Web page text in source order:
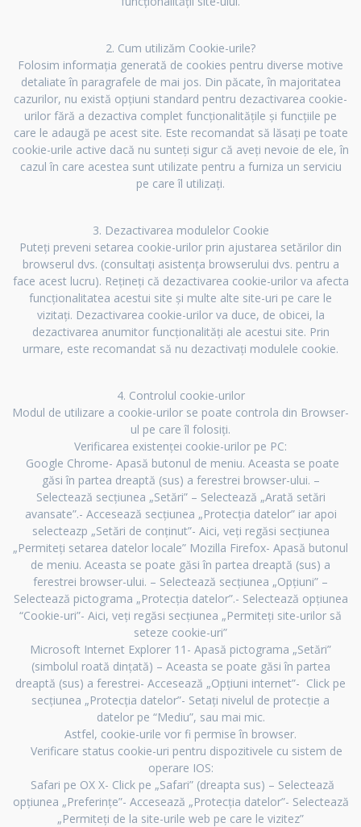
2. Cum utilizăm Cookie-urile?
Folosim informația generată de cookies pentru diverse motive
detaliate în paragrafele de mai jos. Din păcate, în majoritatea
cazurilor, nu există opțiuni standard pentru dezactivarea cookie-
urilor fără a dezactiva complet funcționalitățile și funcțiile pe
care le adaugă pe acest site. Este recomandat să lăsați pe toate
cookie-urile active dacă nu sunteți sigur că aveți nevoie de ele, în
cazul în care acestea sunt utilizate pentru a furniza un serviciu
pe care îl utilizați.
3. Dezactivarea modulelor Cookie
Puteți preveni setarea cookie-urilor prin ajustarea setărilor din
browserul dvs. (consultați asistența browserului dvs. pentru a
face acest lucru). Rețineți că dezactivarea cookie-urilor va afecta
funcționalitatea acestui site și multe alte site-uri pe care le
vizitați. Dezactivarea cookie-urilor va duce, de obicei, la
dezactivarea anumitor funcționalități ale acestui site. Prin
urmare, este recomandat să nu dezactivați modulele cookie.
4. Controlul cookie-urilor
Modul de utilizare a cookie-urilor se poate controla din Browser-
ul pe care îl folosiți.
Verificarea existenței cookie-urilor pe PC:
Google Chrome- Apasă butonul de meniu. Aceasta se poate
găsi în partea dreaptă (sus) a ferestrei browser-ului. –
Selectează secțiunea „Setări” – Selectează „Arată setări
avansate”.- Accesează secțiunea „Protecția datelor” iar apoi
selecteazp „Setări de conținut”- Aici, veți regăsi secțiunea
„Permiteți setarea datelor locale” Mozilla Firefox- Apasă butonul
de meniu. Aceasta se poate găsi în partea dreaptă (sus) a
ferestrei browser-ului. – Selectează secțiunea „Opțiuni” –
Selectează pictograma „Protecția datelor”.- Selectează opțiunea
“Cookie-uri”- Aici, veți regăsi secțiunea „Permiteți site-urilor să
seteze cookie-uri”
Microsoft Internet Explorer 11- Apasă pictograma „Setări”
(simbolul roată dințată) – Aceasta se poate găsi în partea
dreaptă (sus) a ferestrei- Accesează „Opțiuni internet”- Click pe
secțiunea „Protecția datelor”- Setați nivelul de protecție a
datelor pe “Mediu”, sau mai mic.
Astfel, cookie-urile vor fi permise în browser.
Verificare status cookie-uri pentru dispozitivele cu sistem de
operare IOS:
Safari pe OX X- Click pe „Safari” (dreapta sus) – Selectează
opțiunea „Preferințe”- Accesează „Protecția datelor”- Selectează
„Permiteți de la site-urile web pe care le vizitez”